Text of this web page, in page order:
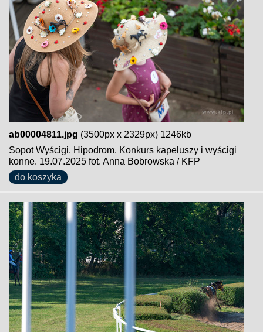
ab00004811.jpg (3500px x 2329px) 1246kb
Sopot Wyścigi. Hipodrom. Konkurs kapeluszy i wyścigi
konne. 19.07.2025 fot. Anna Bobrowska / KFP
do koszyka